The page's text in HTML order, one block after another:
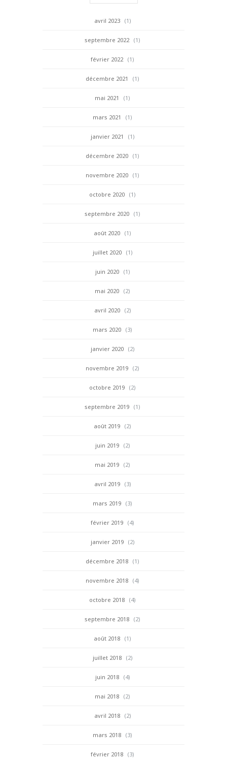
avril 2023 (1)
septembre 2022 (1)
février 2022 (1)
décembre 2021 (1)
mai 2021 (1)
mars 2021 (1)
janvier 2021 (1)
décembre 2020 (1)
novembre 2020 (1)
octobre 2020 (1)
septembre 2020 (1)
août 2020 (1)
juillet 2020 (1)
juin 2020 (1)
mai 2020 (2)
avril 2020 (2)
mars 2020 (3)
janvier 2020 (2)
novembre 2019 (2)
octobre 2019 (2)
septembre 2019 (1)
août 2019 (2)
juin 2019 (2)
mai 2019 (2)
avril 2019 (3)
mars 2019 (3)
février 2019 (4)
janvier 2019 (2)
décembre 2018 (1)
novembre 2018 (4)
octobre 2018 (4)
septembre 2018 (2)
août 2018 (1)
juillet 2018 (2)
juin 2018 (4)
mai 2018 (2)
avril 2018 (2)
mars 2018 (3)
février 2018 (3)